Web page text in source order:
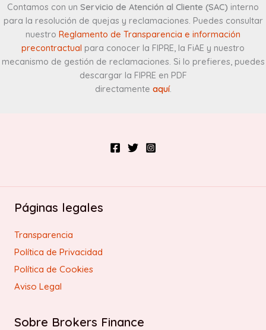
Contamos con un Servicio de Atención al Cliente (SAC) interno
para la resolución de quejas y reclamaciones. Puedes consultar
nuestro Reglamento de Transparencia e información
precontractual para conocer la FIPRE, la FiAE y nuestro
mecanismo de gestión de reclamaciones. Si lo prefieres, puedes
descargar la FIPRE en PDF
directamente aquí.
Páginas legales
Transparencia
Política de Privacidad
Política de Cookies
Aviso Legal
Sobre Brokers Finance